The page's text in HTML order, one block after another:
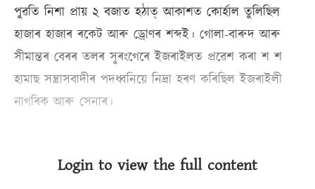
পুৱতি নিশা প্ৰায় ২ বজাত হঠাত্ আকাশত কোৰ্হাল তুলিছিল
হাজাৰ হাজাৰ ৰকেট আৰু ড্ৰোণৰ শব্দই। গোলা-বাৰুদ আৰু
সীমান্তৰ বেৰৰ তলৰ সুৰংগেৰে ইজৰাইলত প্ৰৱেশ কৰা শ শ
হামাছ সন্ত্ৰাসবাদীৰ পদধ্বনিয়ে নিদ্ৰা হৰণ কৰিছিল ইজৰাইলী
নাগৰিক আৰু সেনাৰ।
Login to view the full content